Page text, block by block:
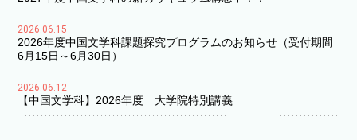
2026.06.15
2026年度中国文学科課題探究プログラムのお知らせ（受付期間
6月15日～6月30日）
2026.06.12
【中国文学科】2026年度 大学院特別講義